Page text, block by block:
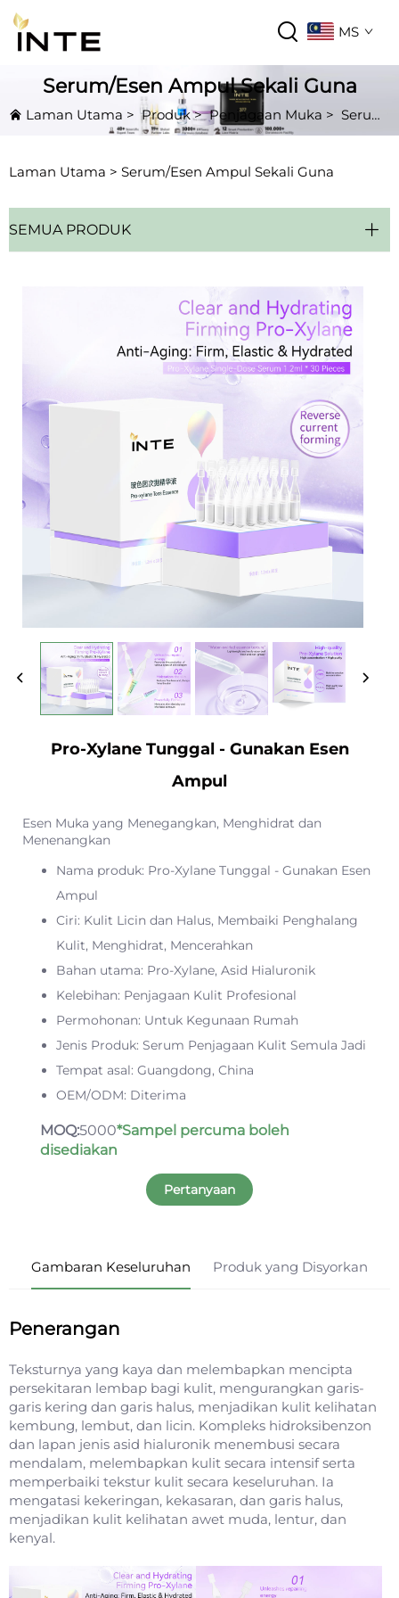
MS
Serum/Esen Ampul Sekali Guna
Laman Utama >Produk>Penjagaan Muka > Serum/Esen Ampul Sekali Guna
Laman Utama > Serum/Esen Ampul Sekali Guna
SEMUA PRODUK
Pro-Xylane Tunggal - Gunakan Esen
Ampul
Esen Muka yang Menegangkan, Menghidrat dan
Menenangkan
Nama produk: Pro-Xylane Tunggal - Gunakan Esen
Ampul
Ciri: Kulit Licin dan Halus, Membaiki Penghalang
Kulit, Menghidrat, Mencerahkan
Bahan utama: Pro-Xylane, Asid Hialuronik
Kelebihan: Penjagaan Kulit Profesional
Permohonan: Untuk Kegunaan Rumah
Jenis Produk: Serum Penjagaan Kulit Semula Jadi
Tempat asal: Guangdong, China
OEM/ODM: Diterima
MOQ:5000*Sampel percuma boleh
disediakan
Pertanyaan
Gambaran Keseluruhan Produk yang Disyorkan
Penerangan
Teksturnya yang kaya dan melembapkan mencipta
persekitaran lembap bagi kulit, mengurangkan garis-
garis kering dan garis halus, menjadikan kulit kelihatan
kembung, lembut, dan licin. Kompleks hidroksibenzon
dan lapan jenis asid hialuronik menembusi secara
mendalam, melembapkan kulit secara intensif serta
memperbaiki tekstur kulit secara keseluruhan. Ia
mengatasi kekeringan, kekasaran, dan garis halus,
menjadikan kulit kelihatan awet muda, lentur, dan
kenyal.